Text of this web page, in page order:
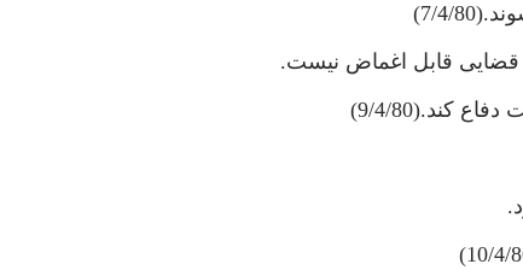
قضايى قابل اغماض نيست.
كند.(9/4/80)